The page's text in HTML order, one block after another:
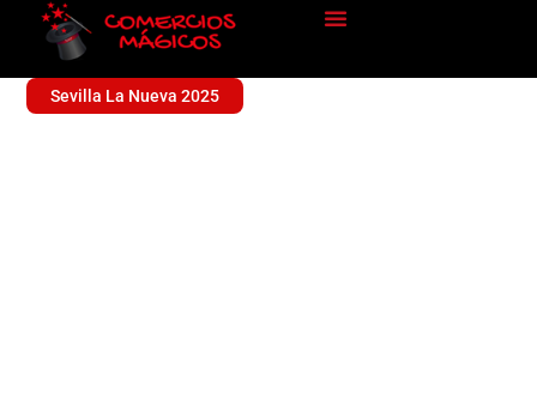
Sevilla La Nueva 2025